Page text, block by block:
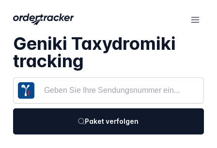
Geniki Taxydromiki
tracking
Paket verfolgen